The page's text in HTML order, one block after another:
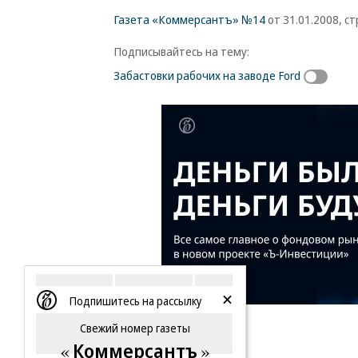
Газета «Коммерсантъ» №14от 31.01.2008,
Подписывайтесь на тему:
Забастовки рабочих на заводе Ford
Подпишитесь на рассылку
Свежий номер газеты
Коммерсантъ